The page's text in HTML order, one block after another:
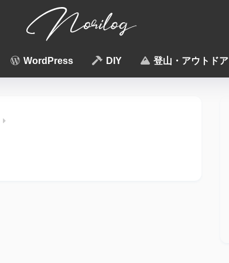
WordPress DIY 登山・アウトドア